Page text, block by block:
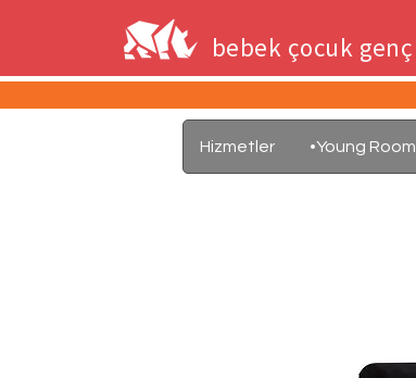
bebek çocuk genç
Hizmetler •Young Room